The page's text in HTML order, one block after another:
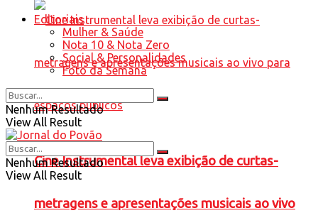
Cine Instrumental leva exibição de curtas-
metragens e apresentações musicais ao vivo
Editoriais
Mulher & Saúde
Nota 10 & Nota Zero
Social & Personalidades
Foto da Semana
Nenhum Resultado
View All Result
Nenhum Resultado
View All Result